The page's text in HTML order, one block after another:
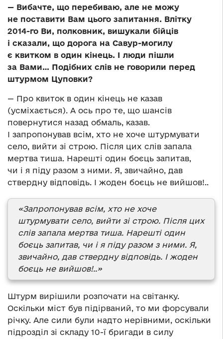
— Вибачте, що перебиваю, але не можу
не поставити Вам цього запитання. Влітку
2014-го Ви, полковник, вишукали бійців
і сказали, що дорога на Савур-могилу
є квитком в один кінець. І люди пішли
за Вами… Подібних слів не говорили перед
штурмом Цуповки?
— Про квиток в один кінець не казав
(усміхається). А ось про те, що шансів
повернутися назад обмаль, казав.
І запропонував всім, хто не хоче штурмувати
село, вийти зі строю. Після цих слів запала
мертва тиша. Нарешті один боєць запитав,
чи і я піду разом з ними. Я, звичайно, дав
ствердну відповідь. І жоден боєць не вийшов!..
«Запропонував всім, хто не хоче
штурмувати село, вийти зі строю. Після цих
слів запала мертва тиша. Нарешті один
боєць запитав, чи і я піду разом з ними. Я,
звичайно, дав ствердну відповідь. І жоден
боєць не вийшов!..»
Штурм вирішили розпочати на світанку.
Оскільки міст був підірваний, то ми форсували
річку. Але сили були надто нерівними, оскільки
підрозділ зі складу 10-ї бригади в силу